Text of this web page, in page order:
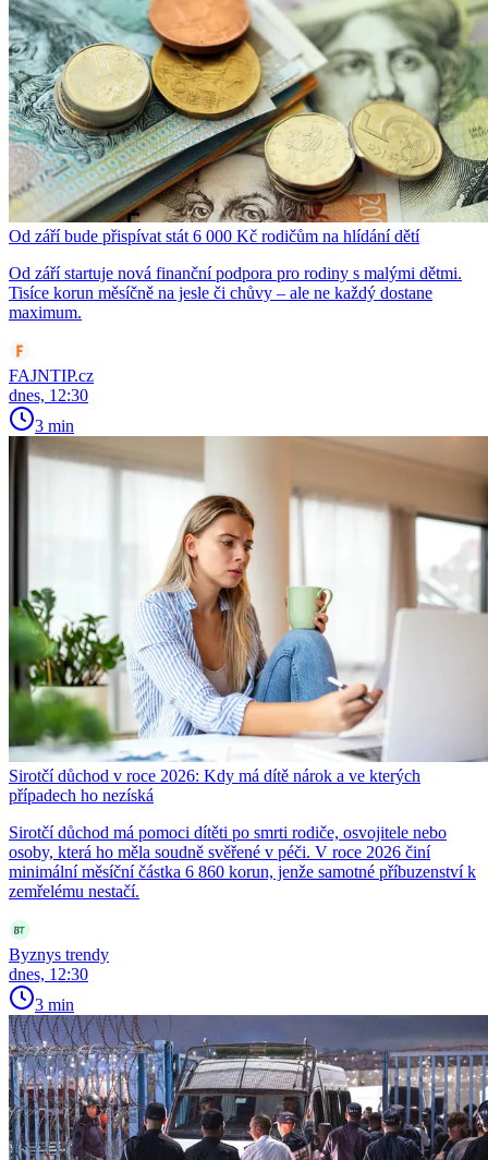
Od září bude přispívat stát 6 000 Kč rodičům na hlídání dětí
Od září startuje nová finanční podpora pro rodiny s malými dětmi.
Tisíce korun měsíčně na jesle či chůvy – ale ne každý dostane
maximum.
FAJNTIP.cz
dnes, 12:30
3 min
Sirotčí důchod v roce 2026: Kdy má dítě nárok a ve kterých
případech ho nezíská
Sirotčí důchod má pomoci dítěti po smrti rodiče, osvojitele nebo
osoby, která ho měla soudně svěřené v péči. V roce 2026 činí
minimální měsíční částka 6 860 korun, jenže samotné příbuzenství k
zemřelému nestačí.
Byznys trendy
dnes, 12:30
3 min